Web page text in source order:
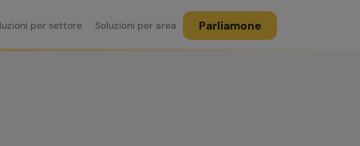
per settore Soluzioni per area Parliamone